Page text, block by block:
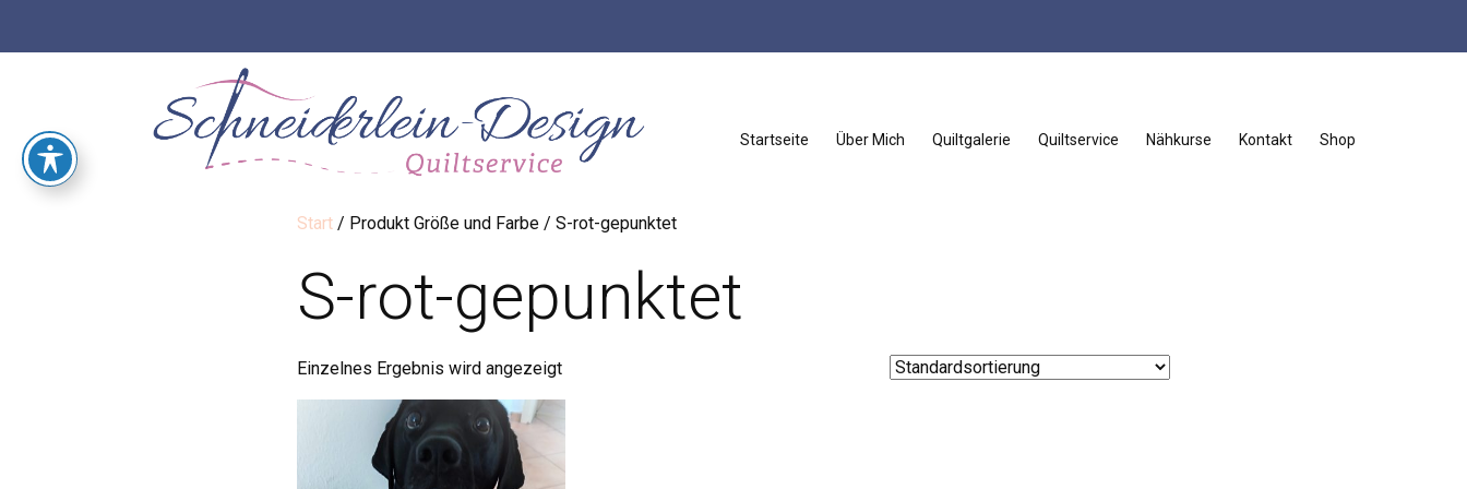
Startseite Über Mich Quiltgalerie Quiltservice Nähkurse Kontakt Shop
Start / Produkt Größe und Farbe / S-rot-gepunktet
S-rot-gepunktet
Einzelnes Ergebnis wird angezeigt